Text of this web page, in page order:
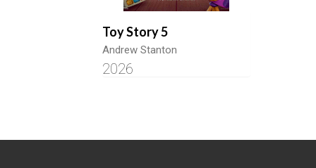
Toy Story 5
Andrew Stanton
2026